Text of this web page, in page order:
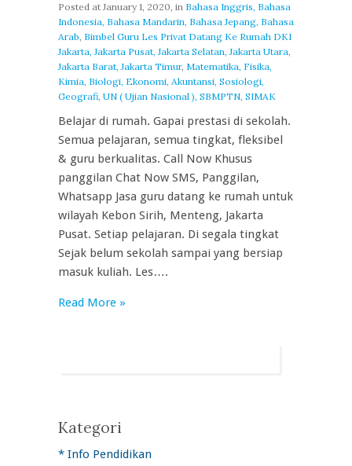
Posted atJanuary 1, 2020, in Bahasa Inggris, Bahasa
Indonesia, Bahasa Mandarin, Bahasa Jepang, Bahasa
Arab, Bimbel Guru Les Privat Datang Ke Rumah DKI
Jakarta, Jakarta Pusat, Jakarta Selatan, Jakarta Utara,
Jakarta Barat, Jakarta Timur, Matematika, Fisika,
Kimia, Biologi, Ekonomi, Akuntansi, Sosiologi,
Geografi, UN ( Ujian Nasional ), SBMPTN, SIMAK
Belajar di rumah. Gapai prestasi di sekolah.
Semua pelajaran, semua tingkat, fleksibel
& guru berkualitas. Call Now Khusus
panggilan Chat Now SMS, Panggilan,
Whatsapp Jasa guru datang ke rumah untuk
wilayah Kebon Sirih, Menteng, Jakarta
Pusat. Setiap pelajaran. Di segala tingkat
Sejak belum sekolah sampai yang bersiap
masuk kuliah. Les….
Read More »
Kategori
* Info Pendidikan